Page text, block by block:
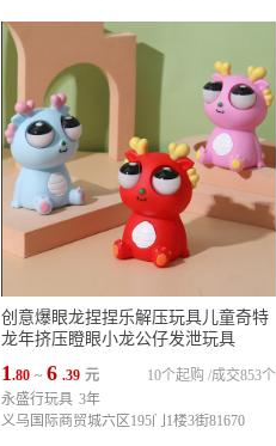
创意爆眼龙捏捏乐解压玩具儿童奇特
龙年挤压瞪眼小龙公仔发泄玩具
1.80 ~ 6 .39 元 成交853个
10个起购 /
永盛行玩具 3年
义乌国际商贸城六区195门1楼3街81670